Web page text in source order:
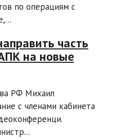
по операциям с
часть
на новые
РФ Михаил
с членами кабинета